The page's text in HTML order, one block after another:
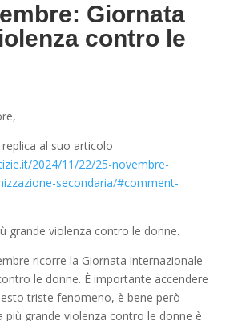
Giornata
contro le
al suo articolo
2024/11/22/25-novembre-
secondaria/#comment-
grande violenza contro le donne.
ricorre la Giornata internazionale
le donne. È importante accendere
triste fenomeno, è bene però
più grande violenza contro le donne è